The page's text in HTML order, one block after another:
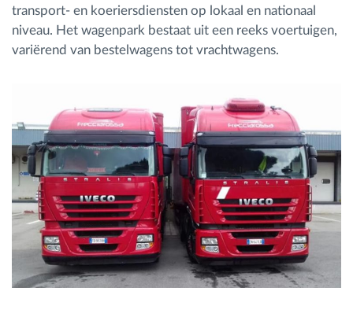
transport- en koeriersdiensten op lokaal en nationaal
niveau. Het wagenpark bestaat uit een reeks voertuigen,
variërend van bestelwagens tot vrachtwagens.